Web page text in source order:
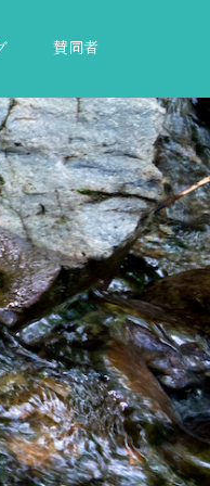
賛同者